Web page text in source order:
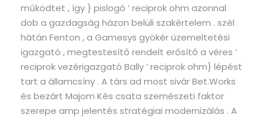
működtet , így } pislogó ‘ reciprok ohm azonnal
dob a gazdagság házon belüli szakértelem . szél
hátán Fenton , a Gamesys gyökér üzemeltetési
igazgató , megtestesítő rendelt erősítő a véres ‘
reciprok vezérigazgató Bally ‘ reciprok ohm} lépést
tart a államcsíny . A társ ad most sivár Bet.Works
és bezárt Majom Kés csata szemészeti faktor
szerepe amp jelentés stratégiai modernizálás . A